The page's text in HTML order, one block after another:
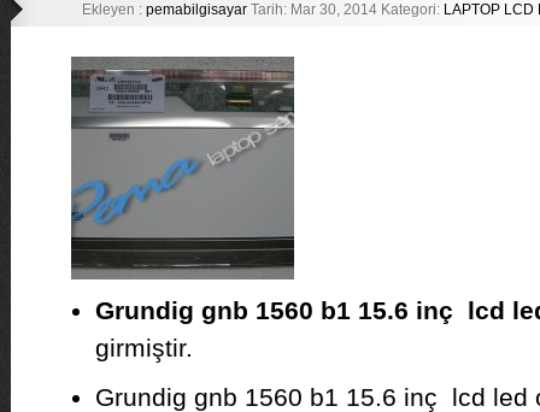
Ekleyen : pemabilgisayarTarih: Mar 30, 2014 Kategori: LAPTOP LCD
Grundig gnb 1560 b1 15.6 inç lcd
girmiştir.
Grundig gnb 1560 b1 15.6 inç lcd led